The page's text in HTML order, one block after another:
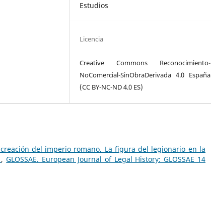
Estudios
Licencia
Creative Commons Reconocimiento-
NoComercial-SinObraDerivada 4.0 España
(CC BY-NC-ND 4.0 ES)
del imperio romano. La figura del legionario en la
,GLOSSAE. European Journal of Legal History: GLOSSAE 14